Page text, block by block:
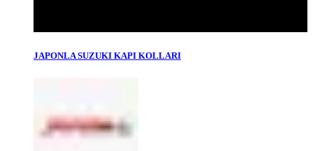
JAPONLA SUZUKI KAPI KOLLARI